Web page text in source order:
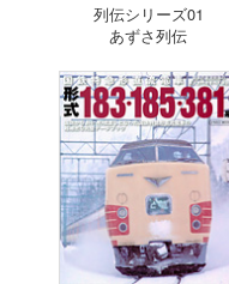
列伝シリーズ01
あずさ列伝